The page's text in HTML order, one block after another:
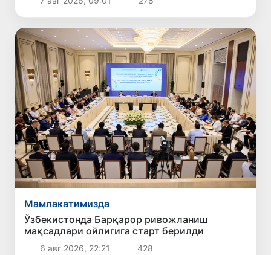
Мамлакатимизда
Ўзбекистонда Барқарор ривожланиш
мақсадлари ойлигига старт берилди
6 авг 2026, 22:21 428